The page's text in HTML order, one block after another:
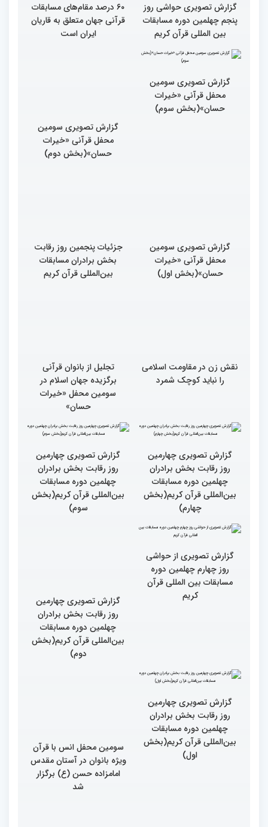
گزارش تصویری حواشی روز
پنجم چهلمین دوره مسابقات
بین المللی قرآن کریم
۶۰ درصد مقام‌های مسابقات
قرآنی جهان متعلق به قاریان
ایران است
گزارش تصویری سومین
محفل قرآنی «خیرات
حسان»(بخش دوم)
گزارش تصویری سومین
محفل قرآنی «خیرات
حسان»(بخش اول)
جزئیات پنجمین روز رقابت
بخش برادران مسابقات
بین‌المللی قرآن کریم
نقش زن در مقاومت اسلامی
را نباید کوچک شمرد
تجلیل از بانوان قرآنی
برگزیده جهان اسلام در
سومین محفل «خیرات
حسان»
گزارش تصویری چهارمین
روز رقابت بخش برادران
چهلمین دوره مسابقات
بین‌المللی قرآن کریم(بخش
چهارم)
گزارش تصویری چهارمین
روز رقابت بخش برادران
چهلمین دوره مسابقات
بین‌المللی قرآن کریم(بخش
سوم)
گزارش تصویری از حواشی
گزارش تصویری چهارمین
روز رقابت بخش برادران
سومین محفل انس با قرآن